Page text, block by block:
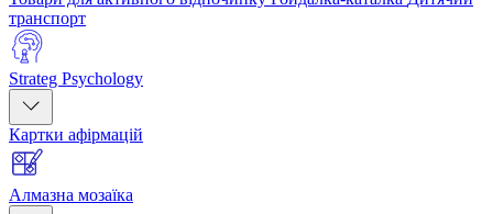
транспорт
Strateg Psychology
Картки афірмацій
Алмазна мозаїка